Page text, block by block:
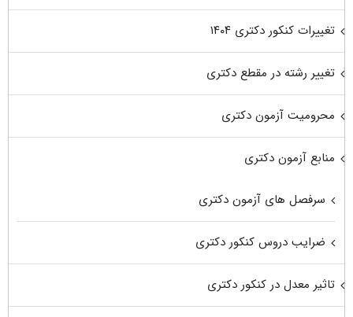
تغییرات کنکور دکتری ۱۴۰۴
تغییر رشته در مقطع دکتری
محرومیت آزمون دکتری
منابع آزمون دکتری
سرفصل های آزمون دکتری
ضرایب دروس کنکور دکتری
تاثیر معدل در کنکور دکتری